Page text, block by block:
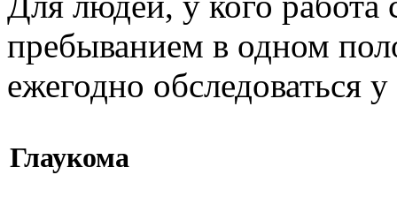
пребыванием в одном
ежегодно обследоваться
Глаукома